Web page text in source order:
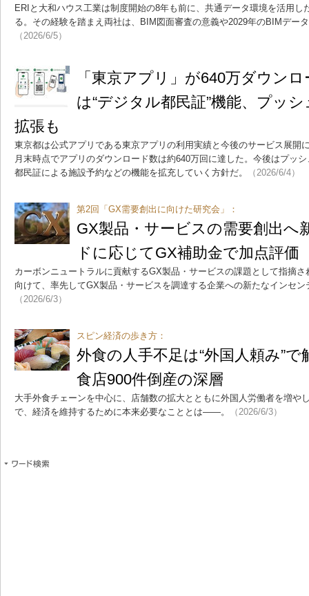
ERIと大和ハウス工業は制度開始の8年も前に、共通データ環境を活用し
る。その経験を踏まえ両社は、BIM図面審査の意義や2029年のBIMデー
（2026/6/5）
「東京アプリ」が640万ダウン
は“デジタル都民証”機能、プッ
拡張も
東京都は公式アプリである東京アプリの利用実績と今後のサービス展開
月末時点でアプリのダウンロード数は約640万回に達した。今後はプッ
都民証による施設予約などの機能を拡充していく方針だ。
（2026/6/4）
第2回「GX需要創出に向けた研究会」：
GX製品・サービスの需要創出
ドに応じてGX補助金で加点評価
カーボンニュートラルに貢献するGX製品・サービスの課題として指摘
向けて、率先してGX製品・サービスを調達する企業への新たなインセ
（2026/6/3）
スピン経済の歩き方：
外食の人手不足は“外国人頼み”
食店900件倒産の深層
大手外食チェーンを中心に、店舗数の拡大とともに外国人労働者を増や
で、経済を維持するために本来必要なこととは――。
（2026/6/3）